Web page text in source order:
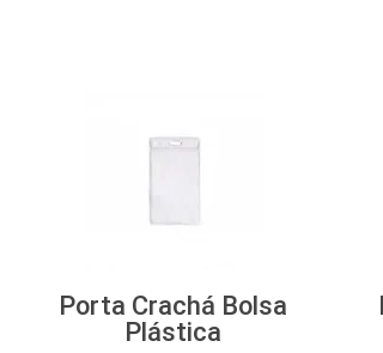
Porta Crachá Bolsa
Plástica